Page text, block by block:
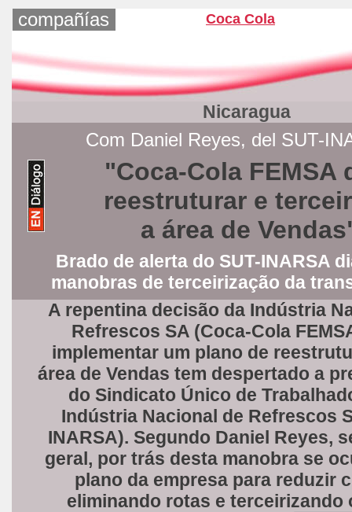
compañías Coca Cola
Nicaragua
Com Daniel Reyes, del SUT-
"Coca-Cola FEMSA
reestruturar e
a área de
Brado de alerta do SUT-INARSA
manobras de terceirização da
A repentina decisão da Indústria
Refrescos SA (Coca-Cola
implementar um plano de
área de Vendas tem despertado a
do Sindicato Único de
IndústriaNacional de Refrescos
INARSA). Segundo Daniel Reyes,
geral, por trás desta manobra se
plano da empresa para reduzir
eliminando rotas e terceirizando